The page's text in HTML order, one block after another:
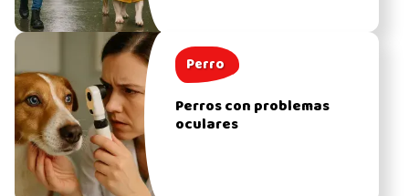
Perro
Perros con problemas
oculares